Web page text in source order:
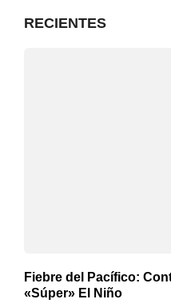
RECIENTES
Fiebre del Pacífico:
«Súper» El Niño